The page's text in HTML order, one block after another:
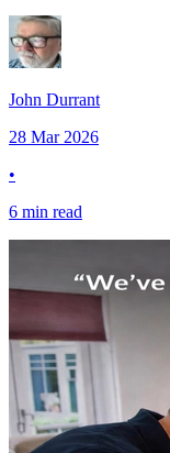
John Durrant​​​​‌ ‍ ​‍​‍‌‍ ‌ ​‍‌‍‍‌‌‍‌ ‌‍‍‌‌‍ ‍​‍​‍​ ‍‍​‍​‍‌ ​ ‌‍​‌‌‍ ‍‌‍‍‌‌ ‌​‌ ‍‌​‍ ‍‌‍‍‌‌‍ ​‍​‍​‍ ​​‍​‍‌‍‍​‌ ​‍‌‍‌‌‌‍‌‍​‍​‍​ ‍‍​‍​‍​‍ ‌‍​‌‌‍‌​‌‍ ‌‌‍‍‌‌‍ ‍​‍ ‌‍‍‌‌‍ ‍‌ ‌​‌‍‌‌‌‍ ‍‌ ‌​​‍ ‌‍‌‌‌‍‌​‌‍‍‌‌ ‌​​‍ ‌‍ ‌‌‍ ‌‍‌​‌‍‌‌​ ‌‌ ​​‌ ​‍‌‍‌‌‌ ​ ‌‍‌‌‌‍ ‍‌ ‌​‌‍​‌‌ ‌​‌‍‍‌‌‍ ‌‍ ‍​ ‍ ‌‍‍‌‌‍‌​​ ‌‌‍​‌​ ​ ​ ‌​‌‍​‍​ ‌ ‌‍‌​​ ‍​​ ‌‌​‍ ‌​ ‌ ‌‍‌‌‌‍​‌​ ‌​​‍ ‌​ ‌​‌‍​‍​ ​‌‌‍‌‌​‍ ‌​ ‍​‌‍​‍​ ​​‌‍​‍​‍ ‌​ ‍‌​ ​‍‌‍​‍‌‍‌‌‌‍‌​‌‍‌​​ ‌‍‌‍​‍‌‍‌​‌‍‌​‌‍​‌‌‍‌‍​ ‍ ‌ ‌​‌ ‍‌‌ ​​‌‍‌‌​ ‌‌‍​‌‌ ‌‌‌ ‌​‌‍‍​‌‍ ‌ ​‍​ ‍ ‌ ​​‌‍​‌‌ ‌​‌‍‍​​ ‌‌‍ ‍‌‍​‌‌‍ ‌‌‍‌‌​ ‌‍​‍‌‍​‌‌ ​ ‌‍‌‌‌‌‌‌‌ ​‍‌‍ ​​ ‌​‍‌‌​ ​‍‌​‌‍‌‍​‌‌‍‌​‌‍ ‌‌‍‍‌‌‍ ‍​‍‌‍‌‍‍‌‌‍‌​​ ‌‌‍​‌​ ​ ​ ‌​‌‍​‍​ ‌ ‌‍‌​​ ‍​​ ‌‌​‍ ‌​ ‌ ‌‍‌‌‌‍​‌​ ‌​​‍ ‌​ ‌​‌‍​‍​ ​‌‌‍‌‌​‍ ‌​ ‍​‌‍​‍​ ​​‌‍​‍​‍ ‌​ ‍‌​ ​‍‌‍​‍‌‍‌‌‌‍‌​‌‍‌​​ ‌‍‌‍​‍‌‍‌​‌‍‌​‌‍​‌‌‍‌‍​‍‌‍‌ ‌​‌ ‍‌‌ ​​‌‍‌‌​ ‌‌‍​‌‌ ‌‌‌ ‌​‌‍‍​‌‍ ‌ ​‍​‍‌‍‌ ​​‌‍​‌‌ ‌​‌‍‍​​ ‌‌‍ ‍‌‍​‌‌‍ ‌‌‍‌‌​‍‌‍‌ ​​‌‍‌‌‌ ​‍‌ ​ ‌ ​​‌‍‌‌‌‍​ ‌ ‌​‌‍‍‌‌ ‌‍‌‍‌‌​ ‌‌ ​​‌ ‌‌‌‍​‍‌‍ ​‌‍‍‌‌ ​ ‌‍‍​‌‍‌‌‌‍‌​​‍​‍‌ ‌
28 Mar 2026
•
6 min read